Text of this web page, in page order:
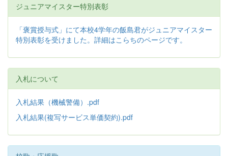
ジュニアマイスター特別表彰
「褒賞授与式」にて本校4学年の飯島君がジュニアマイスター
特別表彰を受けました。詳細はこらちのページです。
入札について
入札結果（機械警備）.pdf
入札結果(複写サービス単価契約).pdf